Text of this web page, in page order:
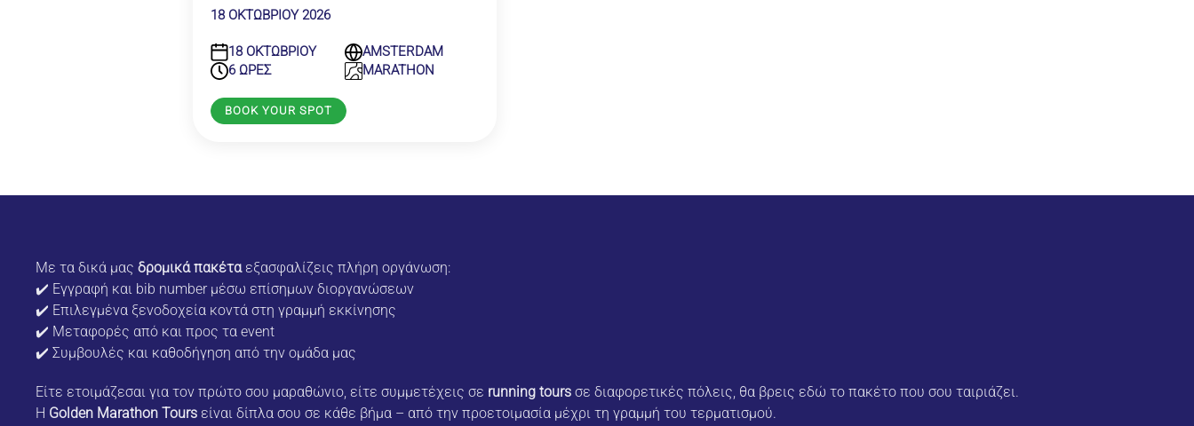
18 ΟΚΤΩΒΡΙΟΥ 2026
18 ΟΚΤΩΒΡΙΟΥ
AMSTERDAM
6 ΩΡΕΣ
MARATHON
BOOK YOUR SPOT
Με τα δικά μας δρομικά πακέταεξασφαλίζεις πλήρη οργάνωση:
✔️ Εγγραφή και bib number μέσω επίσημων διοργανώσεων
✔️ Επιλεγμένα ξενοδοχεία κοντά στη γραμμή εκκίνησης
✔️ Μεταφορές από και προς τα event
✔️ Συμβουλές και καθοδήγηση από την ομάδα μας
Είτε ετοιμάζεσαι για τον πρώτο σου μαραθώνιο, είτε συμμετέχεις σε running tours σε διαφορετικές πόλεις, θα βρεις εδώ το πακέτο που σου ταιριάζει.
Η Golden Marathon Tours είναι δίπλα σου σε κάθε βήμα – από την προετοιμασία μέχρι τη γραμμή του τερματισμού.